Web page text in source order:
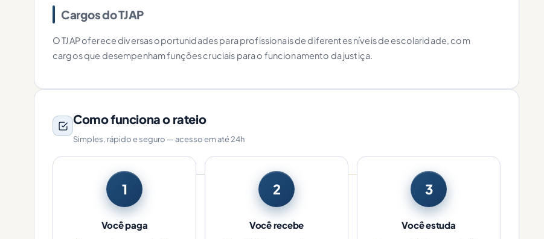
Cargos do TJAP
O TJAP oferece diversas oportunidades para profissionais de diferentes níveis de escolaridade, com
cargos que desempenham funções cruciais para o funcionamento da justiça.
Como funciona o rateio
Simples, rápido e seguro — acesso em até 24h
1
Você paga
2
Você recebe
3
Você estuda